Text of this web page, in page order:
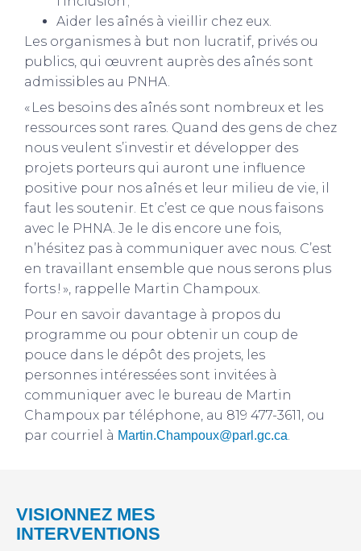
Aider les aînés à vieillir chez eux.
Les organismes à but non lucratif, privés ou
publics, qui œuvrent auprès des aînés sont
admissibles au PNHA.
« Les besoins des aînés sont nombreux et les
ressources sont rares. Quand des gens de chez
nous veulent s’investir et développer des
projets porteurs qui auront une influence
positive pour nos aînés et leur milieu de vie, il
faut les soutenir. Et c’est ce que nous faisons
avec le PHNA. Je le dis encore une fois,
n’hésitez pas à communiquer avec nous. C’est
en travaillant ensemble que nous serons plus
forts ! », rappelle Martin Champoux.
Pour en savoir davantage à propos du
programme ou pour obtenir un coup de
pouce dans le dépôt des projets, les
personnes intéressées sont invitées à
communiquer avec le bureau de Martin
Champoux par téléphone, au 819 477-3611, ou
par courriel à Martin.Champoux@parl.gc.ca.
VISIONNEZ MES
INTERVENTIONS